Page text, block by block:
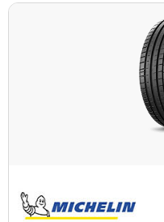
Toate tipurile (23)
Tip autovehicul